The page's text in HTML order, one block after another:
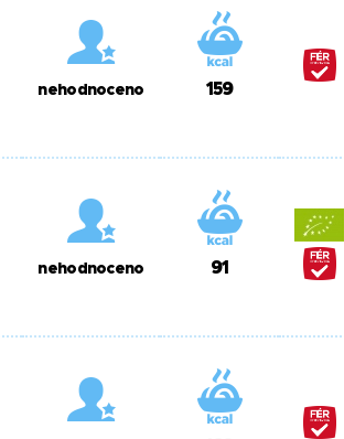
nehodnoceno 159
nehodnoceno 91